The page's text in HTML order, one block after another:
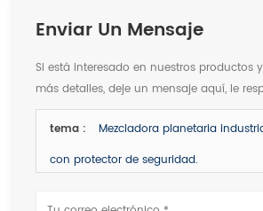
Enviar Un Mensaje
Si está interesado en nuestros productos
más detalles, deje un mensaje aquí, le
antes posible.
tema :
Mezcladora planetaria
con protector de seguridad.